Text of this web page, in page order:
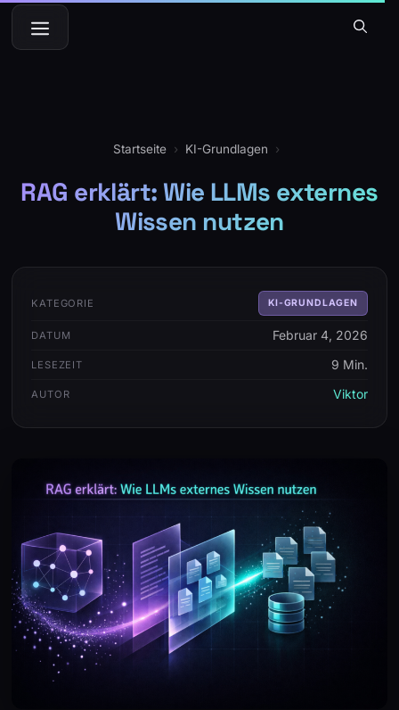
Zum
Inhalt
springen
Menü
Startseite › KI-Grundlagen ›
RAG erklärt: Wie LLMs externes
Wissen nutzen
KATEGORIE KI-GRUNDLAGEN
DATUM Februar 4, 2026
LESEZEIT 9 Min.
AUTOR Viktor